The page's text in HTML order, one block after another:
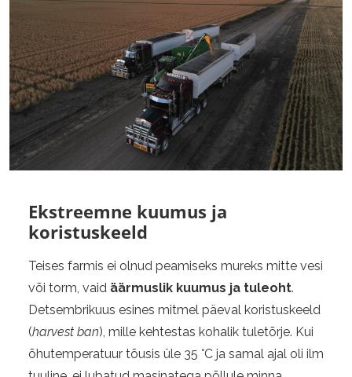
Ekstreemne kuumus ja
koristuskeeld
Teises farmis ei olnud peamiseks mureks mitte vesi
või torm, vaid äärmuslik kuumus ja tuleoht.
Detsembrikuus esines mitmel päeval koristuskeeld
(harvest ban), mille kehtestas kohalik tuletõrje. Kui
õhutemperatuur tõusis üle 35 °C ja samal ajal oli ilm